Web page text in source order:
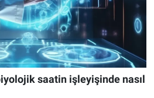
saatin işleyişinde nasıl